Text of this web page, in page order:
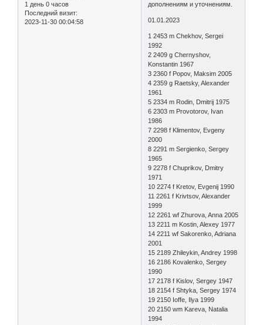
1 день 0 часов
Последний визит:
2023-11-30 00:04:58
дополнениям и уточнениям.
01.01.2023
1 2453 m Chekhov, Sergei
1992
2 2409 g Chernyshov,
Konstantin 1967
3 2360 f Popov, Maksim 2005
4 2359 g Raetsky, Alexander
1961
5 2334 m Rodin, Dmitrij 1975
6 2303 m Provotorov, Ivan
1986
7 2298 f Klimentov, Evgeny
2000
8 2291 m Sergienko, Sergey
1965
9 2278 f Chuprikov, Dmitry
1971
10 2274 f Kretov, Evgenij 1990
11 2261 f Krivtsov, Alexander
1999
12 2261 wf Zhurova, Anna 2005
13 2211 m Kostin, Alexey 1977
14 2211 wf Sakorenko, Adriana
2001
15 2189 Zhileykin, Andrey 1998
16 2186 Kovalenko, Sergey
1990
17 2178 f Kislov, Sergey 1947
18 2154 f Shtyka, Sergey 1974
19 2150 Ioffe, Ilya 1999
20 2150 wm Kareva, Natalia
1994